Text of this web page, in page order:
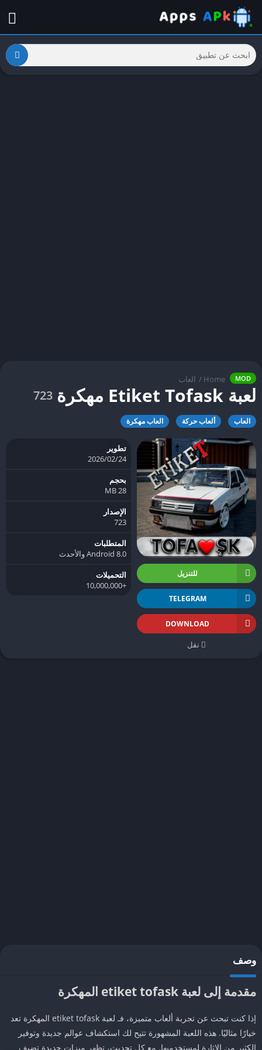
MOD
Home
/ العاب
لعبة Etiket Tofask مهكرة 723
العاب ألعاب حركة العاب مهكرة
للتنزيل
TELEGRAM
DOWNLOAD
نقل
تطوير
24‏/02‏/2026
بحجم
28 MB
الإصدار
723
المتطلبات
Android 8.0 والأحدث
التحميلات
+10,000,000
وصف
مقدمة إلى لعبة etiket tofask المهكرة
إذا كنت تبحث عن تجربة ألعاب متميزة، فـ لعبة etiket tofask المهكرة تعد
خيارًا مثاليًا. هذه اللعبة المشهورة تتيح لك استكشاف عوالم جديدة وتوفير
الكثير من الإثارة لمستخدميها. مع كل تحديث، تظهر ميزات جديدة تضيف